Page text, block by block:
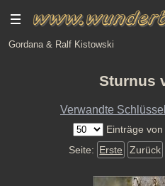
Gordana & Ralf Kistowski
Sturnus
Verwandte
Einträge von
Seite: Erste Zurück